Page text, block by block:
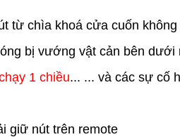
từ chìa khoá cửa cuốn
bị vướng vật cản bên
1 chiều... ... và các sự cố
giữ nút trên remote